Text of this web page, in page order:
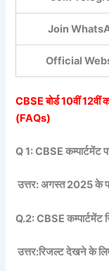
Join
Official
CBSE बोर्ड 10वीं 12वीं
(FAQs)
Q 1: CBSE कम्पार्टमेंट
उत्तर: अगस्त 2025 के
Q.2: CBSE
उत्तर:रिजल्ट देखने के